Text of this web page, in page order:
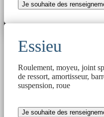
Je souhaite des
Essieu
Roulement, moyeu, joint
de ressort, amortisseur,
suspension, roue
Je souhaite des